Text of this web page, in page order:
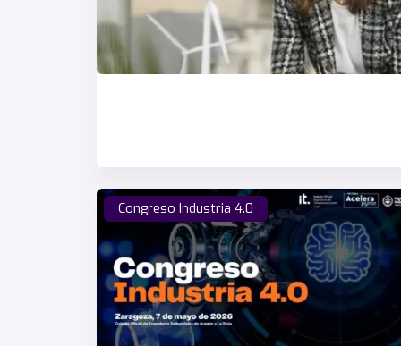
Congreso Industria 4.0